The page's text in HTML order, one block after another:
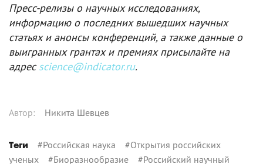
Пресс-релизы о научных исследованиях,
информацию о последних вышедших научных
статьях и анонсы конференций, а также данные о
выигранных грантах и премиях присылайте на
адресscience@indicator.ru.
Автор: Никита Шевцев
Теги #Российская наука #Открытия российских
ученых #Биоразнообразие #Российский научный